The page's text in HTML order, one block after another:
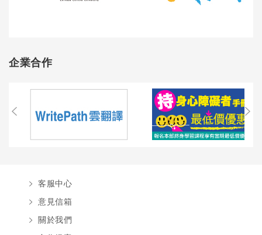
企業合作
客服中心
意見信箱
關於我們